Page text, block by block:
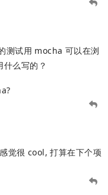
测试用 mocha 可以在浏
么写的？
觉很 cool, 打算在下个项